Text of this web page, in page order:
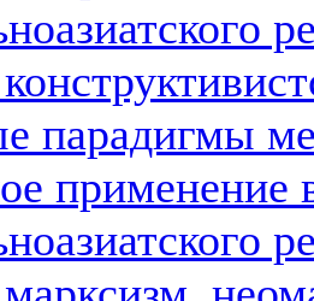
парадигмы
применение